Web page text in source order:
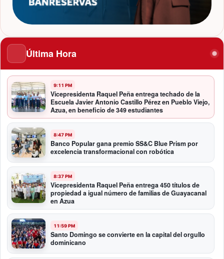
Última Hora
9:11 PM
Vicepresidenta Raquel Peña entrega techado de la
Escuela Javier Antonio Castillo Pérez en Pueblo Viejo,
Azua, en beneficio de 349 estudiantes
8:47 PM
Banco Popular gana premio SS&C Blue Prism por
excelencia transformacional con robótica
8:37 PM
Vicepresidenta Raquel Peña entrega 450 títulos de
propiedad a igual número de familias de Guayacanal
en Azua
11:59 PM
Santo Domingo se convierte en la capital del orgullo
dominicano